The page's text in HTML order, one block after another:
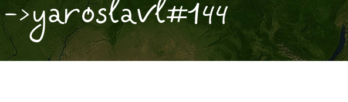
>yaroslavl#144